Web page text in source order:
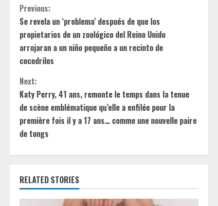
C
o
n
t
i
n
u
e
R
e
Previous:
Se revela un ‘problema’ después de que los
propietarios de un zoológico del Reino Unido
arrojaran a un niño pequeño a un recinto de
cocodrilos
Next:
Katy Perry, 41 ans, remonte le temps dans la tenue
de scène emblématique qu’elle a enfilée pour la
première fois il y a 17 ans… comme une nouvelle paire
de tongs
RELATED STORIES